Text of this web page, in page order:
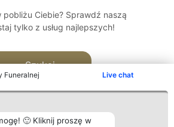
Funeralnej Live chat
🙂 Kliknij proszę w
Ciebie? Sprawdź naszą
tylko z usług najlepszych!
Szukaj